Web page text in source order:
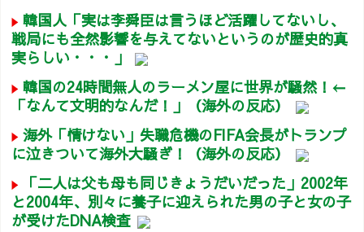
韓国人「実は李舜臣は言うほど活躍してないし、
戦局にも全然影響を与えてないというのが歴史的真
実らしい・・・」
韓国の24時間無人のラーメン屋に世界が騒然！←
「なんて文明的なんだ！」（海外の反応）
海外「情けない」失職危機のFIFA会長がトランプ
に泣きついて海外大騒ぎ！（海外の反応）
「二人は父も母も同じきょうだいだった」2002年
と2004年、別々に養子に迎えられた男の子と女の子
が受けたDNA検査